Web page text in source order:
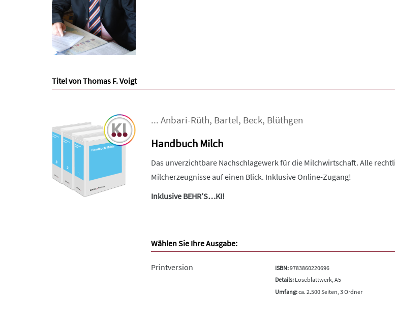
Titel von Thomas F. Voigt
... Anbari-Rüth, Bartel, Beck, Blüthgen
Handbuch Milch
Das unverzichtbare Nachschlagewerk für die Milchwirtschaft. Alle
Milcherzeugnisse auf einen Blick. Inklusive Online-Zugang!
Inklusive BEHR’S…KI!
Wählen Sie Ihre Ausgabe:
Printversion ISBN:9783860220696
Details:Loseblattwerk, A5
Umfang:ca. 2.500 Seiten, 3 Ordner